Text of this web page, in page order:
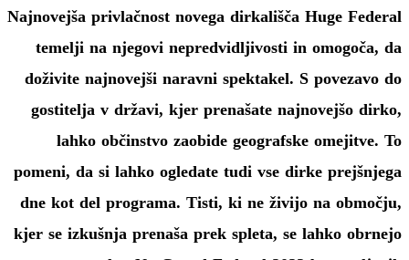
Najnovejša privlačnost novega dirkališča Huge Federal
temelji na njegovi nepredvidljivosti in omogoča, da
doživite najnovejši naravni spektakel. S povezavo do
gostitelja v državi, kjer prenašate najnovejšo dirko,
lahko občinstvo zaobide geografske omejitve. To
pomeni, da si lahko ogledate tudi vse dirke prejšnjega
dne kot del programa. Tisti, ki ne živijo na območju,
kjer se izkušnja prenaša prek spleta, se lahko obrnejo